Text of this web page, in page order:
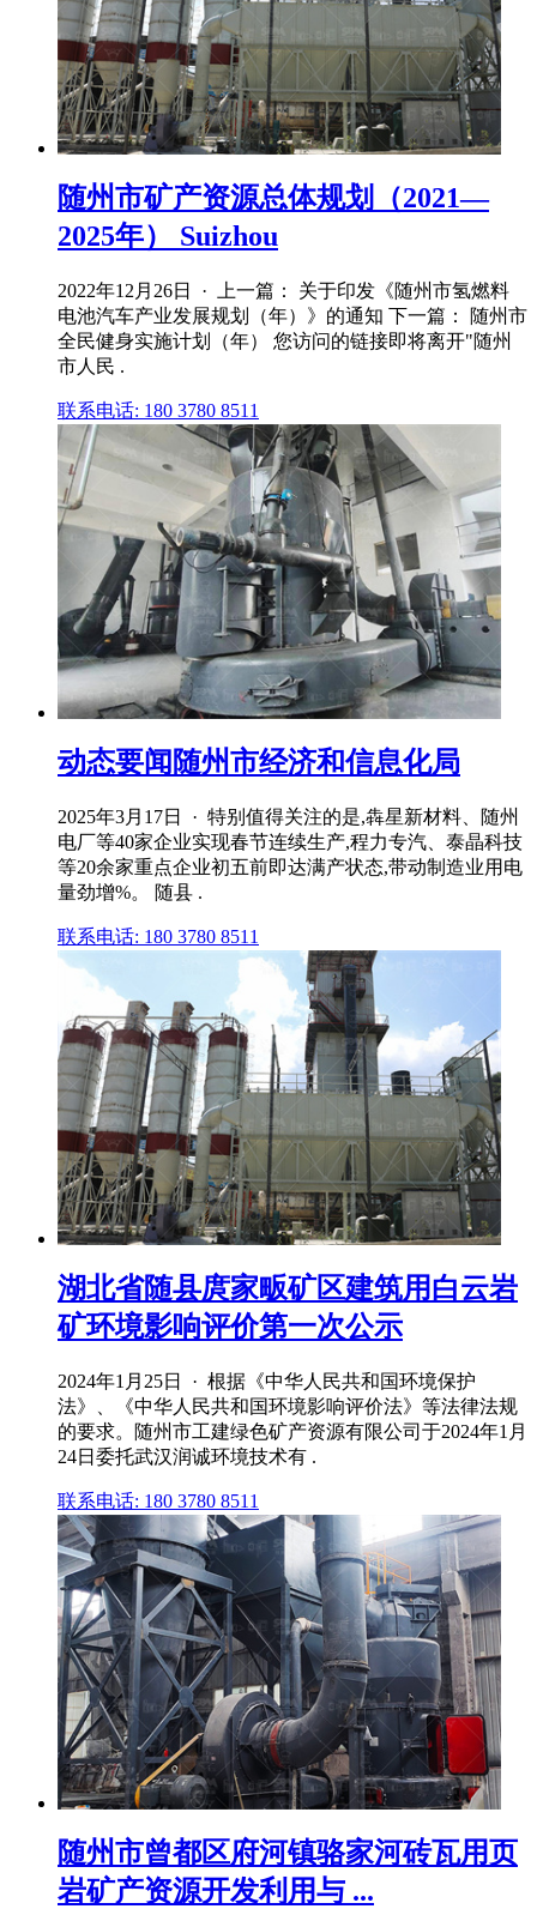
随州市矿产资源总体规划（2021—
2025年） Suizhou
2022年12月26日 · 上一篇： 关于印发《随州市氢燃料
电池汽车产业发展规划（年）》的通知 下一篇： 随州市
全民健身实施计划（年） 您访问的链接即将离开"随州
市人民 .
联系电话: 180 3780 8511
动态要闻随州市经济和信息化局
2025年3月17日 · 特别值得关注的是,犇星新材料、随州
电厂等40家企业实现春节连续生产,程力专汽、泰晶科技
等20余家重点企业初五前即达满产状态,带动制造业用电
量劲增%。 随县 .
联系电话: 180 3780 8511
湖北省随县庹家畈矿区建筑用白云岩
矿环境影响评价第一次公示
2024年1月25日 · 根据《中华人民共和国环境保护
法》、《中华人民共和国环境影响评价法》等法律法规
的要求。随州市工建绿色矿产资源有限公司于2024年1月
24日委托武汉润诚环境技术有 .
联系电话: 180 3780 8511
随州市曾都区府河镇骆家河砖瓦用页
岩矿产资源开发利用与 ...